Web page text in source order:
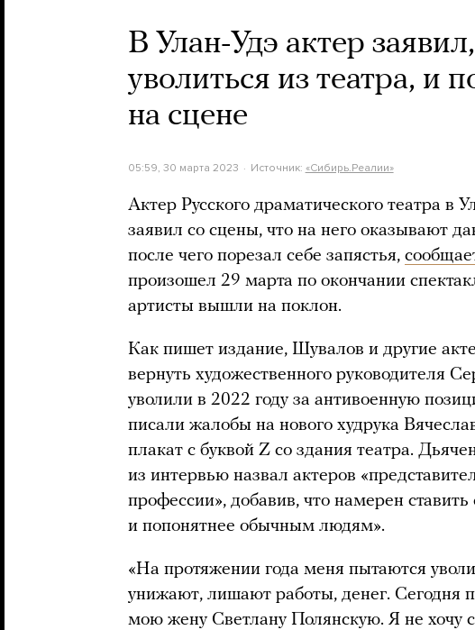
В Улан-Удэ актер
уволиться из театра, и
на сцене
05:59, 30 марта 2023 Источник: «Сибирь.Реалии»
Актер Русского драматического театра в
заявил со сцены, что на него оказывают
после чего порезал себе запястья,
произошел 29 марта по окончании
артисты вышли на поклон.
Как пишет издание, Шувалов и другие
вернуть художественного руководителя
уволили в 2022 году за антивоенную
писали жалобы на нового худрука
плакат с буквой Z со здания театра.
из интервью назвал актеров
профессии», добавив, что намерен
и попонятнее обычным людям».
«На протяжении года меня пытаются
унижают, лишают работы, денег. Сегодня
мою жену Светлану Полянскую. Я не хочу